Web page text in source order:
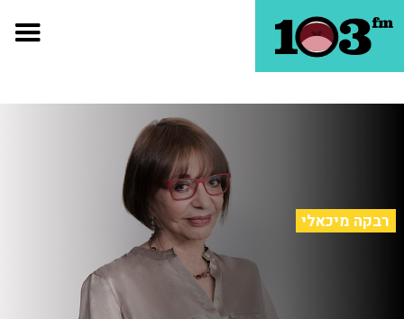
רבקה מיכאלי